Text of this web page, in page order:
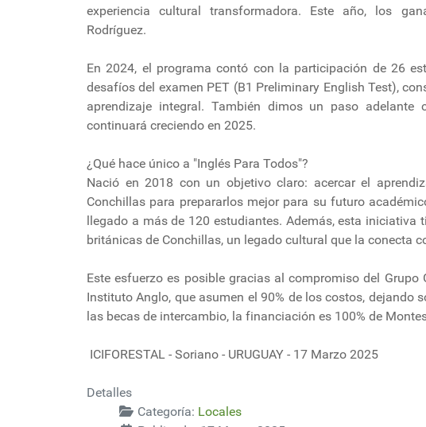
experiencia cultural transformadora. Este año, los
Rodríguez.
En 2024, el programa contó con la participación de 26
desafíos del examen PET (B1 Preliminary English Test),
aprendizaje integral. También dimos un paso
continuará creciendo en 2025.
¿Qué hace único a "Inglés Para Todos"?
Nació en 2018 con un objetivo claro: acercar el
Conchillas para prepararlos mejor para su futuro
llegado a más de 120 estudiantes. Además, esta iniciativa
británicas de Conchillas, un legado cultural que la conecta
Este esfuerzo es posible gracias al compromiso del
Instituto Anglo, que asumen el 90% de los costos, dejando
las becas de intercambio, la financiación es 100% de
ICIFORESTAL - Soriano - URUGUAY - 17 Marzo 2025
Detalles
Categoría: Locales